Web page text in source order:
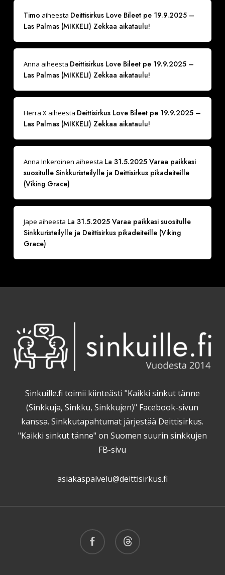
Timo aiheesta Deittisirkus Love Bileet pe 19.9.2025 –
Las Palmas (MIKKELI) Zekkaa aikataulu!
Anna aiheesta Deittisirkus Love Bileet pe 19.9.2025 –
Las Palmas (MIKKELI) Zekkaa aikataulu!
Herra Xaiheesta Deittisirkus Love Bileet pe 19.9.2025 –
Las Palmas (MIKKELI) Zekkaa aikataulu!
Anna Inkeroinen aiheesta La 31.5.2025 Varaa paikkasi
suositulle Sinkkuristeilylle ja Deittisirkus pikadeiteille
(Viking Grace)
Jape aiheesta La 31.5.2025 Varaa paikkasi suositulle
Sinkkuristeilylle ja Deittisirkus pikadeiteille (Viking
Grace)
Sinkuille.fi toimii kiinteästi "Kaikki sinkut tänne
(Sinkkuja, Sinkku, Sinkkujen)" Facebook-sivun
kanssa. Sinkkutapahtumat järjestää Deittisirkus.
"Kaikki sinkut tänne" on Suomen suurin sinkkujen
FB-sivu
asiakaspalvelu@deittisirkus.fi
facebook threads